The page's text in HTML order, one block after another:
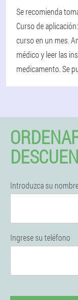
Se recomienda
Curso de
curso en un mes.
médico y leer las
medicamento. Se
Introduzca su
Ingrese su teléfono